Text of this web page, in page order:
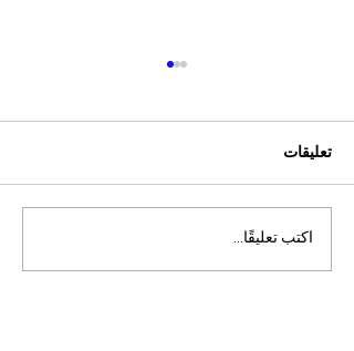
التميز الأكاديمي العالمي: افتح
آفاقاً جديدة مع الجامعة
تعليقات
اكتب تعليقًا...